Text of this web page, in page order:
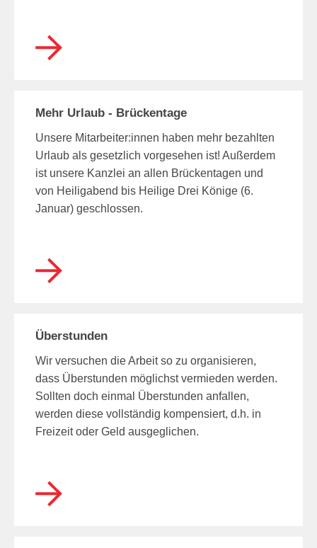
Mehr Urlaub - Brückentage
Unsere Mitarbeiter:innen haben mehr bezahlten
Urlaub als gesetzlich vorgesehen ist! Außerdem
ist unsere Kanzlei an allen Brückentagen und
von Heiligabend bis Heilige Drei Könige (6.
Januar) geschlossen.
Überstunden
Wir versuchen die Arbeit so zu organisieren,
dass Überstunden möglichst vermieden werden.
Sollten doch einmal Überstunden anfallen,
werden diese vollständig kompensiert, d.h. in
Freizeit oder Geld ausgeglichen.